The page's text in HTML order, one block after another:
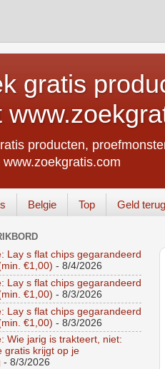
gratis
producten,
www.zoekgratis.com
Belgie Top Geld
Lay s flat chips gegarandeerd
€1,00) - 8/4/2026
Lay s flat chips gegarandeerd
€1,00) - 8/3/2026
Lay s flat chips gegarandeerd
€1,00) - 8/3/2026
Wie jarig is trakteert, niet:
gratis krijgt op je
- 8/3/2026